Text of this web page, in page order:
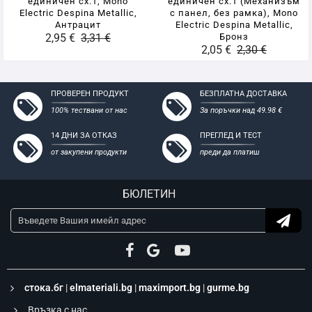
Electric Despina Metallic,
Антрацит
2,95 € 3,31 €
с панел, без рамка), Mono
Electric Despina Metallic,
Бронз
2,05 € 2,30 €
ПРОВЕРЕН ПРОДУКТ
100% тествани от нас
БЕЗПЛАТНА ДОСТАВКА
За поръчки над 49.98 €
14 ДНИ ЗА ОТКАЗ
от закупени продукти
ПРЕГЛЕД И ТЕСТ
преди да платиш
БЮЛЕТИН
стока.бг |elmateriali.bg |maximport.bg |gurme.bg